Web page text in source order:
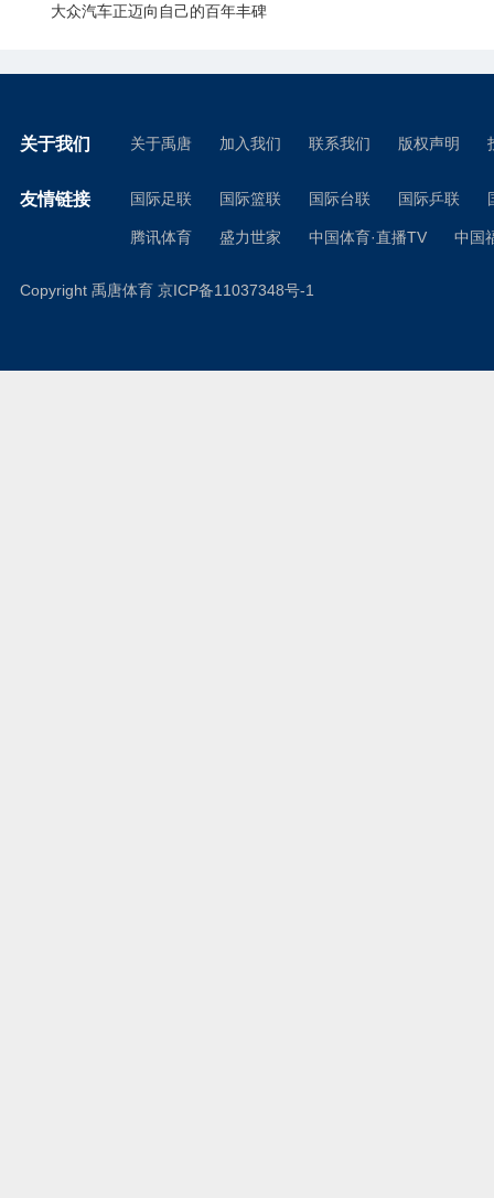
大众汽车正迈向自己的百年丰碑
关于我们 关于禹唐 加入我们 联系我们 版权声明
友情链接 国际足联 国际篮联 国际台联 国际乒联
腾讯体育 盛力世家 中国体育·直播TV 中国
Copyright 禹唐体育 京ICP备11037348号-1